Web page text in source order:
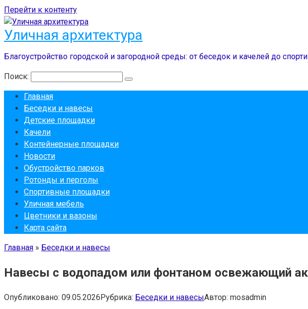
Перейти к контенту
Уличная архитектура
Благоустройство городской и загородной среды: от беседок и качелей до
Поиск:
Главная
Беседки и навесы
Детские площадки
Качели
Контейнерные площадки
Новости
Обустройство парков
Ротонды и перголы
Спортивные площадки
Уличная мебель
Цветники и вазоны
Карта сайта
Главная » Беседки и навесы
Навесы с водопадом или фонтаном освежающий
Опубликовано: 09.05.2026Рубрика: Беседки и навесыАвтор: mosadmin